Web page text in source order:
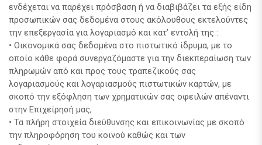
ενδέχεται να παρέχει πρόσβαση ή να διαβιβάζει τα εξής είδη
προσωπικών σας δεδομένα στους ακόλουθους εκτελούντες
την επεξεργασία για λογαριασμό και κατ’ εντολή της :
• Οικονομικά σας δεδομένα στο πιστωτικό ίδρυμα, με το
οποίο κάθε φορά συνεργαζόμαστε για την διεκπεραίωση των
πληρωμών από και προς τους τραπεζικούς σας
λογαριασμούς και λογαριασμούς πιστωτικών καρτών, με
σκοπό την εξόφληση των χρηματικών σας οφειλών απέναντι
στην Επιχείρησή μας,
• Τα πλήρη στοιχεία διεύθυνσης και επικοινωνίας με σκοπό
την πληροφόρηση του κοινού καθώς και των